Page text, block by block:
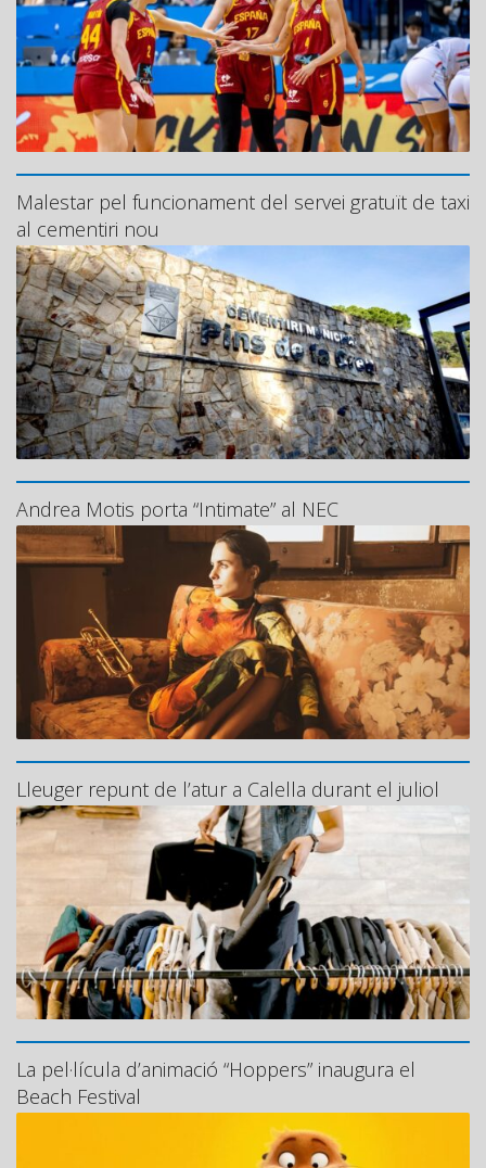
Malestar pel funcionament del servei gratuït de taxi
al cementiri nou
Andrea Motis porta “Intimate” al NEC
Lleuger repunt de l’atur a Calella durant el juliol
La pel·lícula d’animació “Hoppers” inaugura el
Beach Festival